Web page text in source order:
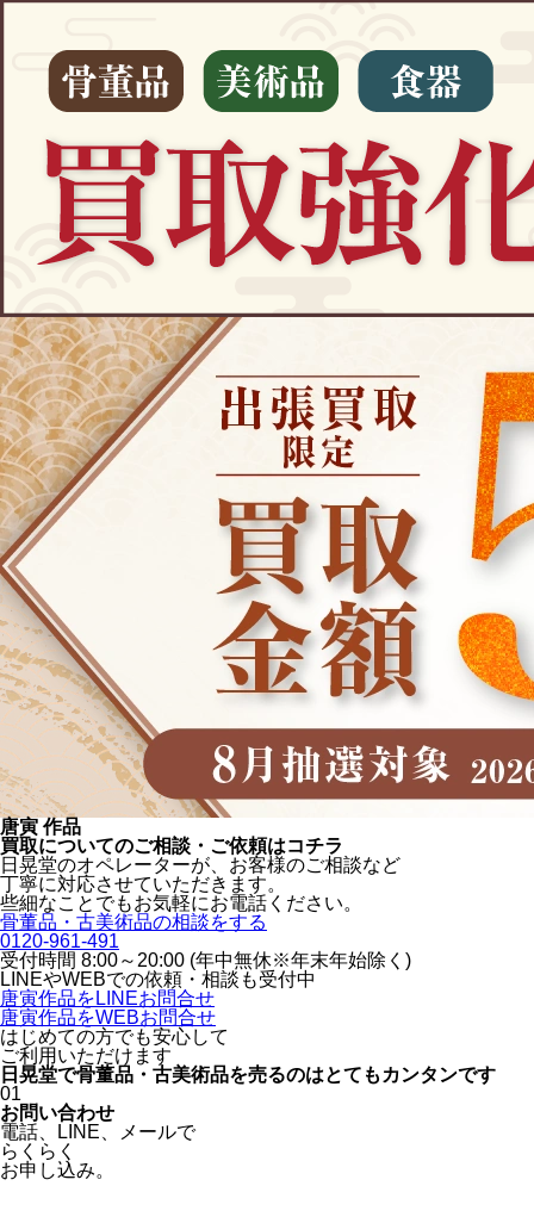
唐寅 作品
買取についてのご相談・ご依頼はコチラ
日晃堂のオペレーターが、お客様のご相談など
丁寧に対応させていただきます。
些細なことでもお気軽にお電話ください。
骨董品・古美術品の相談をする
0120-961-491
受付時間 8:00～20:00 (年中無休※年末年始除く)
LINEやWEBでの依頼・相談も受付中
唐寅作品をLINEお問合せ
唐寅作品をWEBお問合せ
はじめての方でも安心して
ご利用いただけます
日晃堂で骨董品・古美術品を売るのはとても カンタンです
01
お問い合わせ
電話、
LINE、
メールで
らくらく
お申し込み。